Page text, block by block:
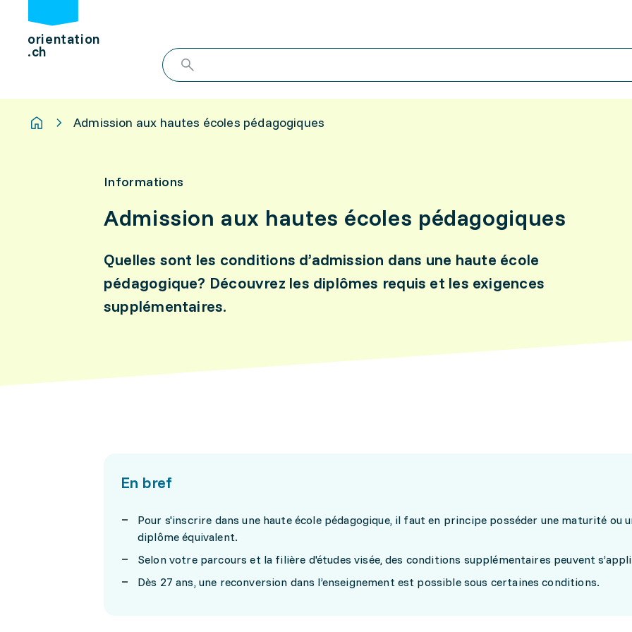
orientation
.ch
Admission aux hautes écoles pédagogiques
Informations
Admission aux hautes écoles pédagogiques
Quelles sont les conditions d’admission dans une haute école
pédagogique? Découvrez les diplômes requis et les exigences
supplémentaires.
En bref
Pour s'inscrire dans une haute école pédagogique, il faut en principe posséder une maturité ou
diplôme équivalent.
Selon votre parcours et la filière d'études visée, des conditions supplémentaires peuvent
Dès 27 ans, une reconversion dans l’enseignement est possible sous certaines conditions.